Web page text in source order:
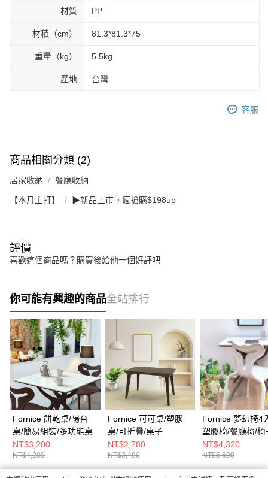
材質 PP
材積（cm） 81.3*81.3*75
重量（kg） 5.5kg
產地 台灣
客服
商品相關分類 (2)
居家收納 餐廳收納
【本月主打】 ▶新品上市。瘋搶購$198up
評價
喜歡這個商品嗎？購買後給他一個好評吧
你可能有興趣的商品全站排行
Fornice 餅乾桌/陽台
桌/簡易組裝/多功能桌
NT$3,200
NT$4,280
Fornice 可可桌/塑膠
桌/可折疊/桌子
NT$2,780
NT$3,480
Fornice 夢幻椅4
塑膠椅/餐廳椅/椅
NT$4,320
NT$5,600